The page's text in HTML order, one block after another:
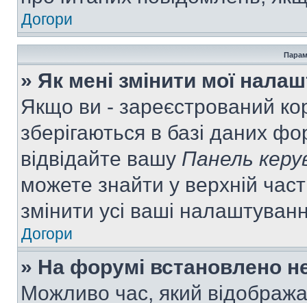
Догори
» Як мені змінити мої
Якщо ви - зареєстрований
зберігаються в базі даних
відвідайте вашу Панель
можете знайти у верхній
змінити усі ваші
Догори
» На форумі встановлено
Можливо час, який